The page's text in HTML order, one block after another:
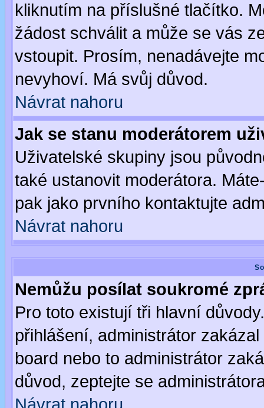
kliknutím na příslušné tlačítko.
žádost schválit a může se vás
vstoupit. Prosím, nenadávejte
nevyhoví. Má svůj důvod.
Návrat nahoru
Jak se stanu moderátorem
Uživatelské skupiny jsou
také ustanovit moderátora.
pak jako prvního kontaktujte
Návrat nahoru
Nemůžu posílat soukromé
Pro toto existují tři hlavní
přihlášení, administrátor
board nebo to administrátor
důvod, zeptejte se